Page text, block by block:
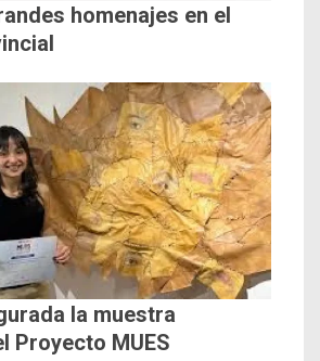
homenajes en el
la muestra
Proyecto MUES